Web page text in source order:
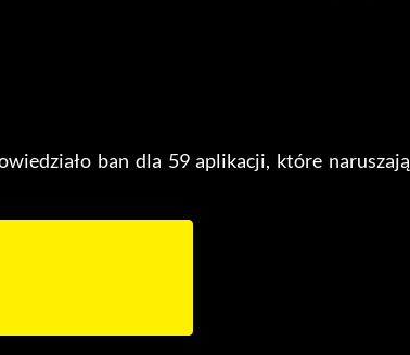
ban dla 59 aplikacji, które naruszają